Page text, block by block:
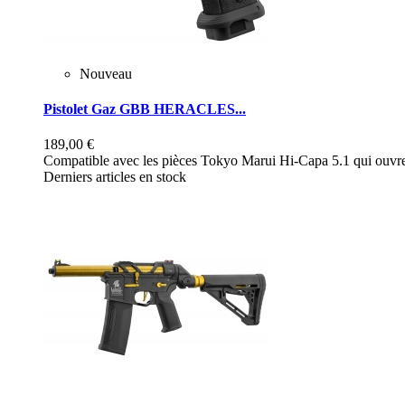
Nouveau
Pistolet Gaz GBB HERACLES...
189,00 €
Compatible avec les pièces Tokyo Marui Hi-Capa 5.1 qui
Derniers articles en stock